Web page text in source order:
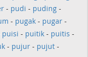
- pudi - puding -
- pugak - pugar -
puisi - puitik - puitis -
- pujur - pujut -